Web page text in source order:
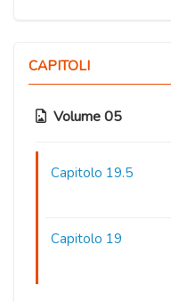
CAPITOLI
Volume 05
Capitolo 19.5
Capitolo 19